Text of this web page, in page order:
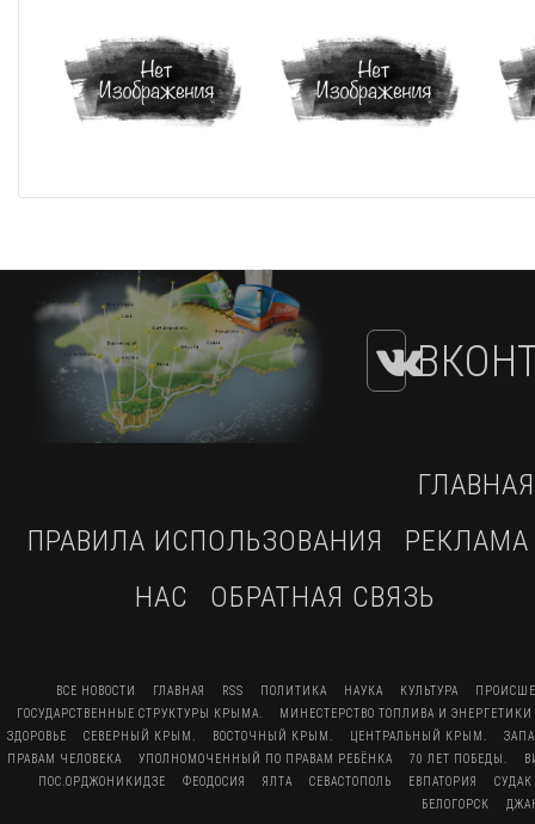
ГЛАВНАЯ
ПРАВИЛА ИСПОЛЬЗОВАНИЯ
РЕКЛАМА
НАС
ОБРАТНАЯ СВЯЗЬ
ВСЕ НОВОСТИ ГЛАВНАЯ RSS ПОЛИТИКА НАУКА КУЛЬТУРА
ГОСУДАРСТВЕННЫЕ СТРУКТУРЫ КРЫМА.
МИНЕСТЕРСТВО ТОПЛИВА И
ЗДОРОВЬЕ
СЕВЕРНЫЙ КРЫМ. ВОСТОЧНЫЙ КРЫМ. ЦЕНТРАЛЬНЫЙ КРЫМ.
ПРАВАМ ЧЕЛОВЕКА
УПОЛНОМОЧЕННЫЙ ПО ПРАВАМ РЕБЁНКА 70 ЛЕТ ПОБЕДЫ.
ПОС.ОРДЖОНИКИДЗЕ
ФЕОДОСИЯ ЯЛТА СЕВАСТОПОЛЬ ЕВПАТОРИЯ
СУДАК
БЕЛОГОРСК